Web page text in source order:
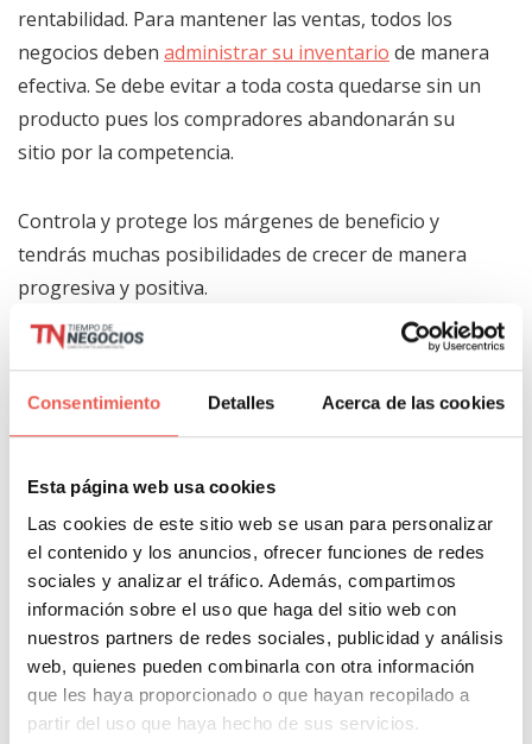
Consentimiento Detalles Acerca de las cookies
Esta página web usa cookies
Las cookies de este sitio web se usan para personalizar
el contenido y los anuncios, ofrecer funciones de redes
sociales y analizar el tráfico. Además, compartimos
información sobre el uso que haga del sitio web con
nuestros partners de redes sociales, publicidad y análisis
web, quienes pueden combinarla con otra información
que les haya proporcionado o que hayan recopilado a
partir del uso que haya hecho de sus servicios.
rentabilidad. Para mantener las ventas, todos los
negocios deben administrar su inventario de manera
efectiva. Se debe evitar a toda costa quedarse sin un
producto pues los compradores abandonarán su
sitio por la competencia.
Controla y protege los márgenes de beneficio y
tendrás muchas posibilidades de crecer de manera
progresiva y positiva.
Cómo optimizar el margen
de un ecommerce
Paraaumentar el beneficio neto
online hay cuatro palancas, y conviene tocarlas en
este orden porque el esfuerzo que cuesta cada una
es muy distinto.
1. El coste de captación.Suele ser la mayor fuga y
casi nadie lo mira por producto. Hay referencias que
se venden bien y dejan pérdida cuando les imputas lo